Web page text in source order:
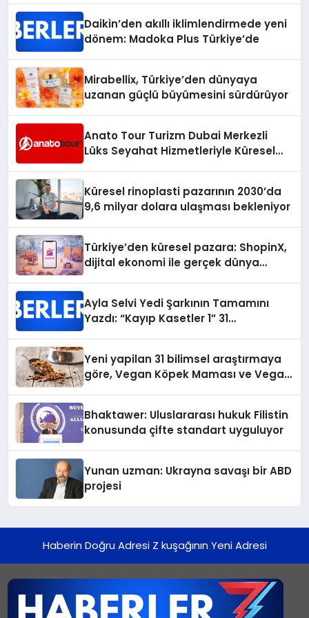
Daikin’den akıllı iklimlendirmede yeni
dönem: Madoka Plus Türkiye’de
Mirabellix, Türkiye’den dünyaya
uzanan güçlü büyümesini sürdürüyor
Anato Tour Turizm Dubai Merkezli
Lüks Seyahat Hizmetleriyle Küresel
Küresel rinoplasti pazarının 2030’da
9,6 milyar dolara ulaşması bekleniyor
Türkiye’den küresel pazara: ShopinX,
dijital ekonomi ile gerçek dünya
Ayla Selvi Yedi Şarkının Tamamını
Yazdı: “Kayıp Kasetler 1” 31
Yeni yapilan 31 bilimsel araştırmaya
göre, Vegan Köpek Maması ve Vegan
Bhaktawer: Uluslararası hukuk Filistin
konusunda çifte standart uyguluyor
Yunan uzman: Ukrayna savaşı bir ABD
projesi
Haberin Doğru Adresi Z kuşağının Yeni Adresi